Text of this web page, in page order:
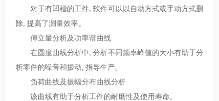
对于有凹槽的工件, 软件可以以自动方式或手动方式删
除, 提高了测量效率。
傅立量分析及功率谱曲线
在圆度曲线分析中, 分析不同频率峰值的大小有助于分
析零件的噪音和振动, 指导生产。
负荷曲线及振幅分布曲线分析
该曲线有助于分析工件的耐磨性及使用寿命。